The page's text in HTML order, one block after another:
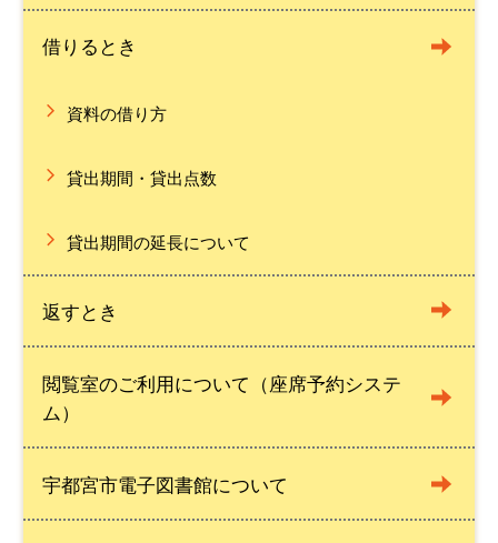
借りるとき
資料の借り方
貸出期間・貸出点数
貸出期間の延長について
返すとき
閲覧室のご利用について（座席予約システ
ム）
宇都宮市電子図書館について